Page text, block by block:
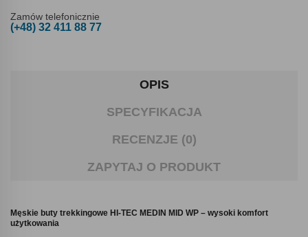
Zamów telefonicznie
(+48) 32 411 88 77
OPIS
SPECYFIKACJA
RECENZJE (0)
ZAPYTAJ O PRODUKT
Męskie buty trekkingowe HI-TEC MEDIN MID WP – wysoki komfort
użytkowania